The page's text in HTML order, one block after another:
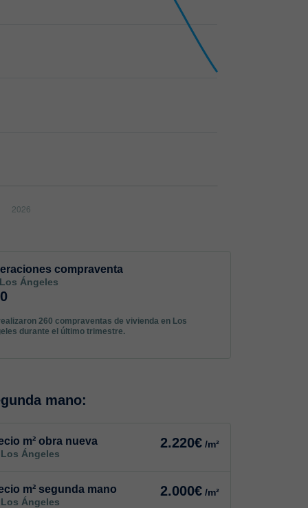
compraventa
Ángeles
260 compraventas de vivienda en Los
durante el último trimestre.
mano:
m² obra nueva
Ángeles
2.220€ /m²
m² segunda mano
Ángeles
2.000€ /m²